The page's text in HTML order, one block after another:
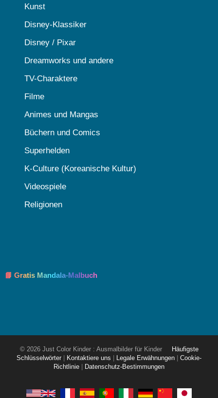
Kunst
Disney-Klassiker
Disney / Pixar
Dreamworks und andere
TV-Charaktere
Filme
Animes und Mangas
Büchern und Comics
Superhelden
K-Culture (Koreanische Kultur)
Videospiele
Religionen
📘 Gratis Mandala-Malbuch
© 2026 Just Color Kinder : Ausmalbilder für Kinder
Häufigste
Schlüsselwörter
Kontaktiere uns Legale Erwähnungen
Cookie-
Richtlinie
Datenschutz-Bestimmungen